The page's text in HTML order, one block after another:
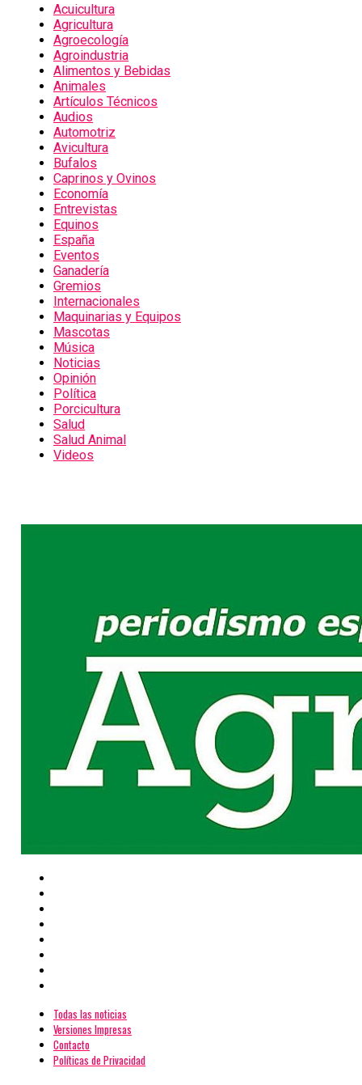
Acuicultura
Agricultura
Agroecología
Agroindustria
Alimentos y Bebidas
Animales
Artículos Técnicos
Audios
Automotriz
Avicultura
Bufalos
Caprinos y Ovinos
Economía
Entrevistas
Equinos
España
Eventos
Ganadería
Gremios
Internacionales
Maquinarias y Equipos
Mascotas
Música
Noticias
Opinión
Política
Porcicultura
Salud
Salud Animal
Videos
Todas las noticias
Versiones Impresas
Contacto
Políticas de Privacidad